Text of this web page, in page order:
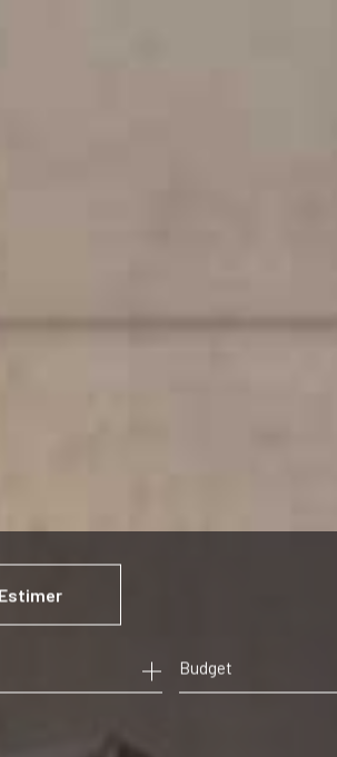
Estimer
Budget